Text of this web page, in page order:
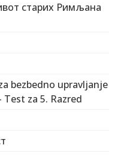
старих Римљана
bezbedno upravljanje
za 5. Razred